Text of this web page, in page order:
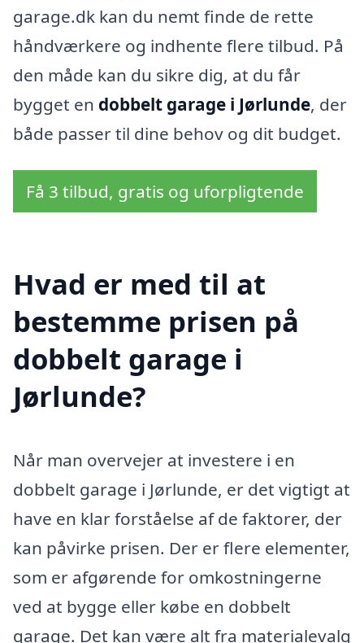
garage.dk kan du nemt finde de rette
håndværkere og indhente flere tilbud. På
den måde kan du sikre dig, at du får
bygget en dobbelt garage i Jørlunde, der
både passer til dine behov og dit budget.
Få 3 tilbud, gratis og uforpligtende
Hvad er med til at
bestemme prisen på
dobbelt garage i
Jørlunde?
Når man overvejer at investere i en
dobbelt garage i Jørlunde, er det vigtigt at
have en klar forståelse af de faktorer, der
kan påvirke prisen. Der er flere elementer,
som er afgørende for omkostningerne
ved at bygge eller købe en dobbelt
garage. Det kan være alt fra materialevalg